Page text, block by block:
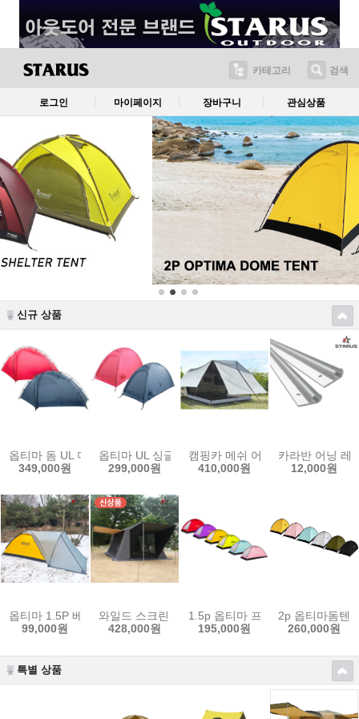
카테고리 검색
로그인 마이페이지 장바구니 관심상품
신규 상품
옵티마 돔 UL 더블월
349,000원
옵티마 UL 싱글월
299,000원
캠핑카 메쉬 어닝룸 텐트
410,000원
카라반 어닝 레
12,000원
옵티마 1.5P 베스티블
99,000원
와일드 스크린 캐빈 텐트
428,000원
1.5p 옵티마 프로 백패킹텐트
195,000원
2p 옵티마돔텐
260,000원
특별 상품